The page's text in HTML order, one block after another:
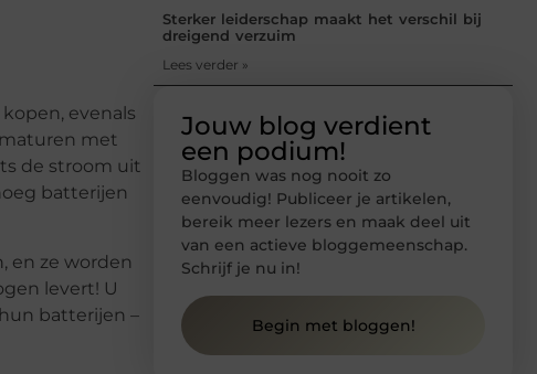
evenals
met
de stroom uit
batterijen
en ze worden
levert! U
batterijen –
Sterker leiderschap maakt het verschil bij
dreigend verzuim
Lees verder »
Jouw blog verdient
een podium!
Bloggen was nog nooit zo
eenvoudig! Publiceer je artikelen,
bereik meer lezers en maak deel uit
van een actieve bloggemeenschap.
Schrijf je nu in!
Begin met bloggen!